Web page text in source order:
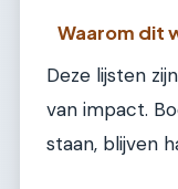
Waarom dit
Deze lijsten
van impact.
staan, blijven